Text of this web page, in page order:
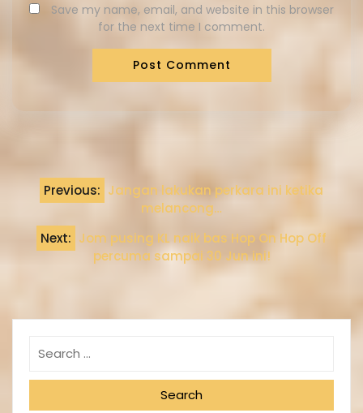
Save my name, email, and website in this browser
for the next time I comment.
Previous: Jangan lakukan perkara ini ketika
melancong…
Next: Jom pusing KL naik bas Hop On Hop Off
percuma sampai 30 Jun ini!
Search